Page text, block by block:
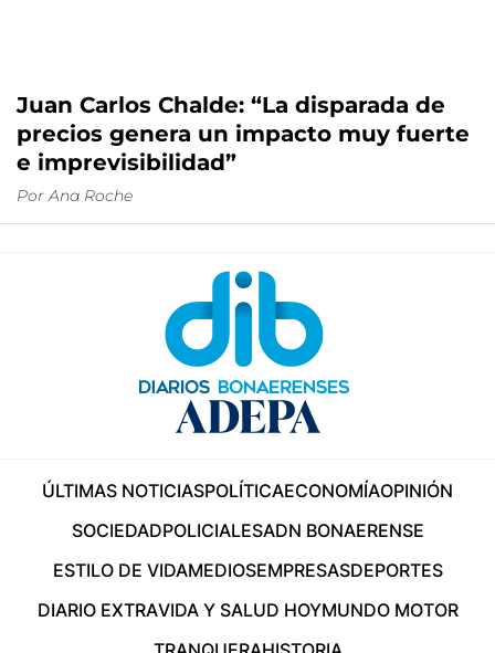
Juan Carlos Chalde: “La disparada de
precios genera un impacto muy fuerte
e imprevisibilidad”
Por Ana Roche
ÚLTIMAS NOTICIASPOLÍTICAECONOMÍAOPINIÓN
SOCIEDADPOLICIALESADN BONAERENSE
ESTILO DE VIDAMEDIOSEMPRESASDEPORTES
DIARIO EXTRAVIDA Y SALUD HOYMUNDO MOTOR